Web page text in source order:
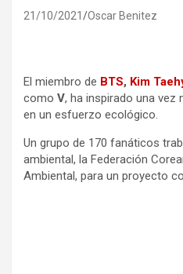
21/10/2021 Oscar Benitez
El miembro de BTS, Kim
como V, ha inspirado una
en un esfuerzo ecológico.
Un grupo de 170 fanáticos
ambiental, la Federación
Ambiental, para un proyecto